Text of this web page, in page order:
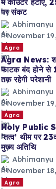
में काउंटर हटाए,
पर संकट
Abhimanyu
November
Agra
Agra News:
फाटक बंद होने से
तक रहेगी परेशानी
Abhimanyu
November
Agra
Holy Public
‘तत्व’ थीम पर
मुख्य अतिथि
Abhimanyu
November
Agra